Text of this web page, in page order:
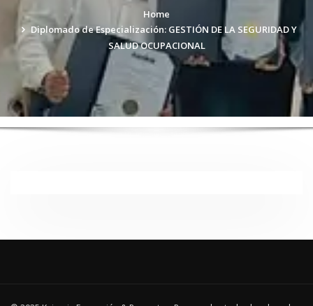
Home
Diplomado de Especialización: GESTIÓN DE LA SEGURIDAD Y
SALUD OCUPACIONAL